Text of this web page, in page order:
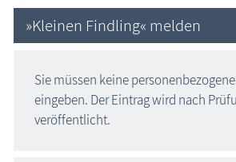
»Kleinen Findling« melden
Sie müssen keine
eingeben. Der Eintrag wird nach
veröffentlicht.